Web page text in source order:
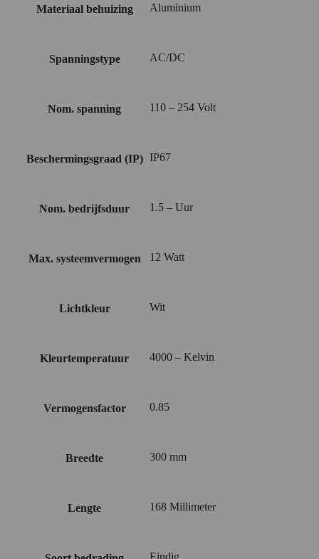
Materiaal behuizing Aluminium
Spanningstype AC/DC
Nom. spanning 110 – 254 Volt
Beschermingsgraad (IP) IP67
Nom. bedrijfsduur 1.5 – Uur
Max. systeemvermogen 12 Watt
Lichtkleur Wit
Kleurtemperatuur 4000 – Kelvin
Vermogensfactor 0.85
Breedte 300 mm
Lengte 168 Millimeter
Eindig